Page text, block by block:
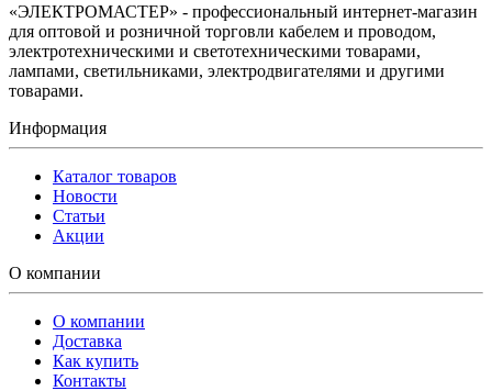
«ЭЛЕКТРОМАСТЕР» - профессиональный интернет-магазин
для оптовой и розничной торговли кабелем и проводом,
электротехническими и светотехническими товарами,
лампами, светильниками, электродвигателями и другими
товарами.
Информация
Каталог товаров
Новости
Статьи
Акции
О компании
О компании
Доставка
Как купить
Контакты